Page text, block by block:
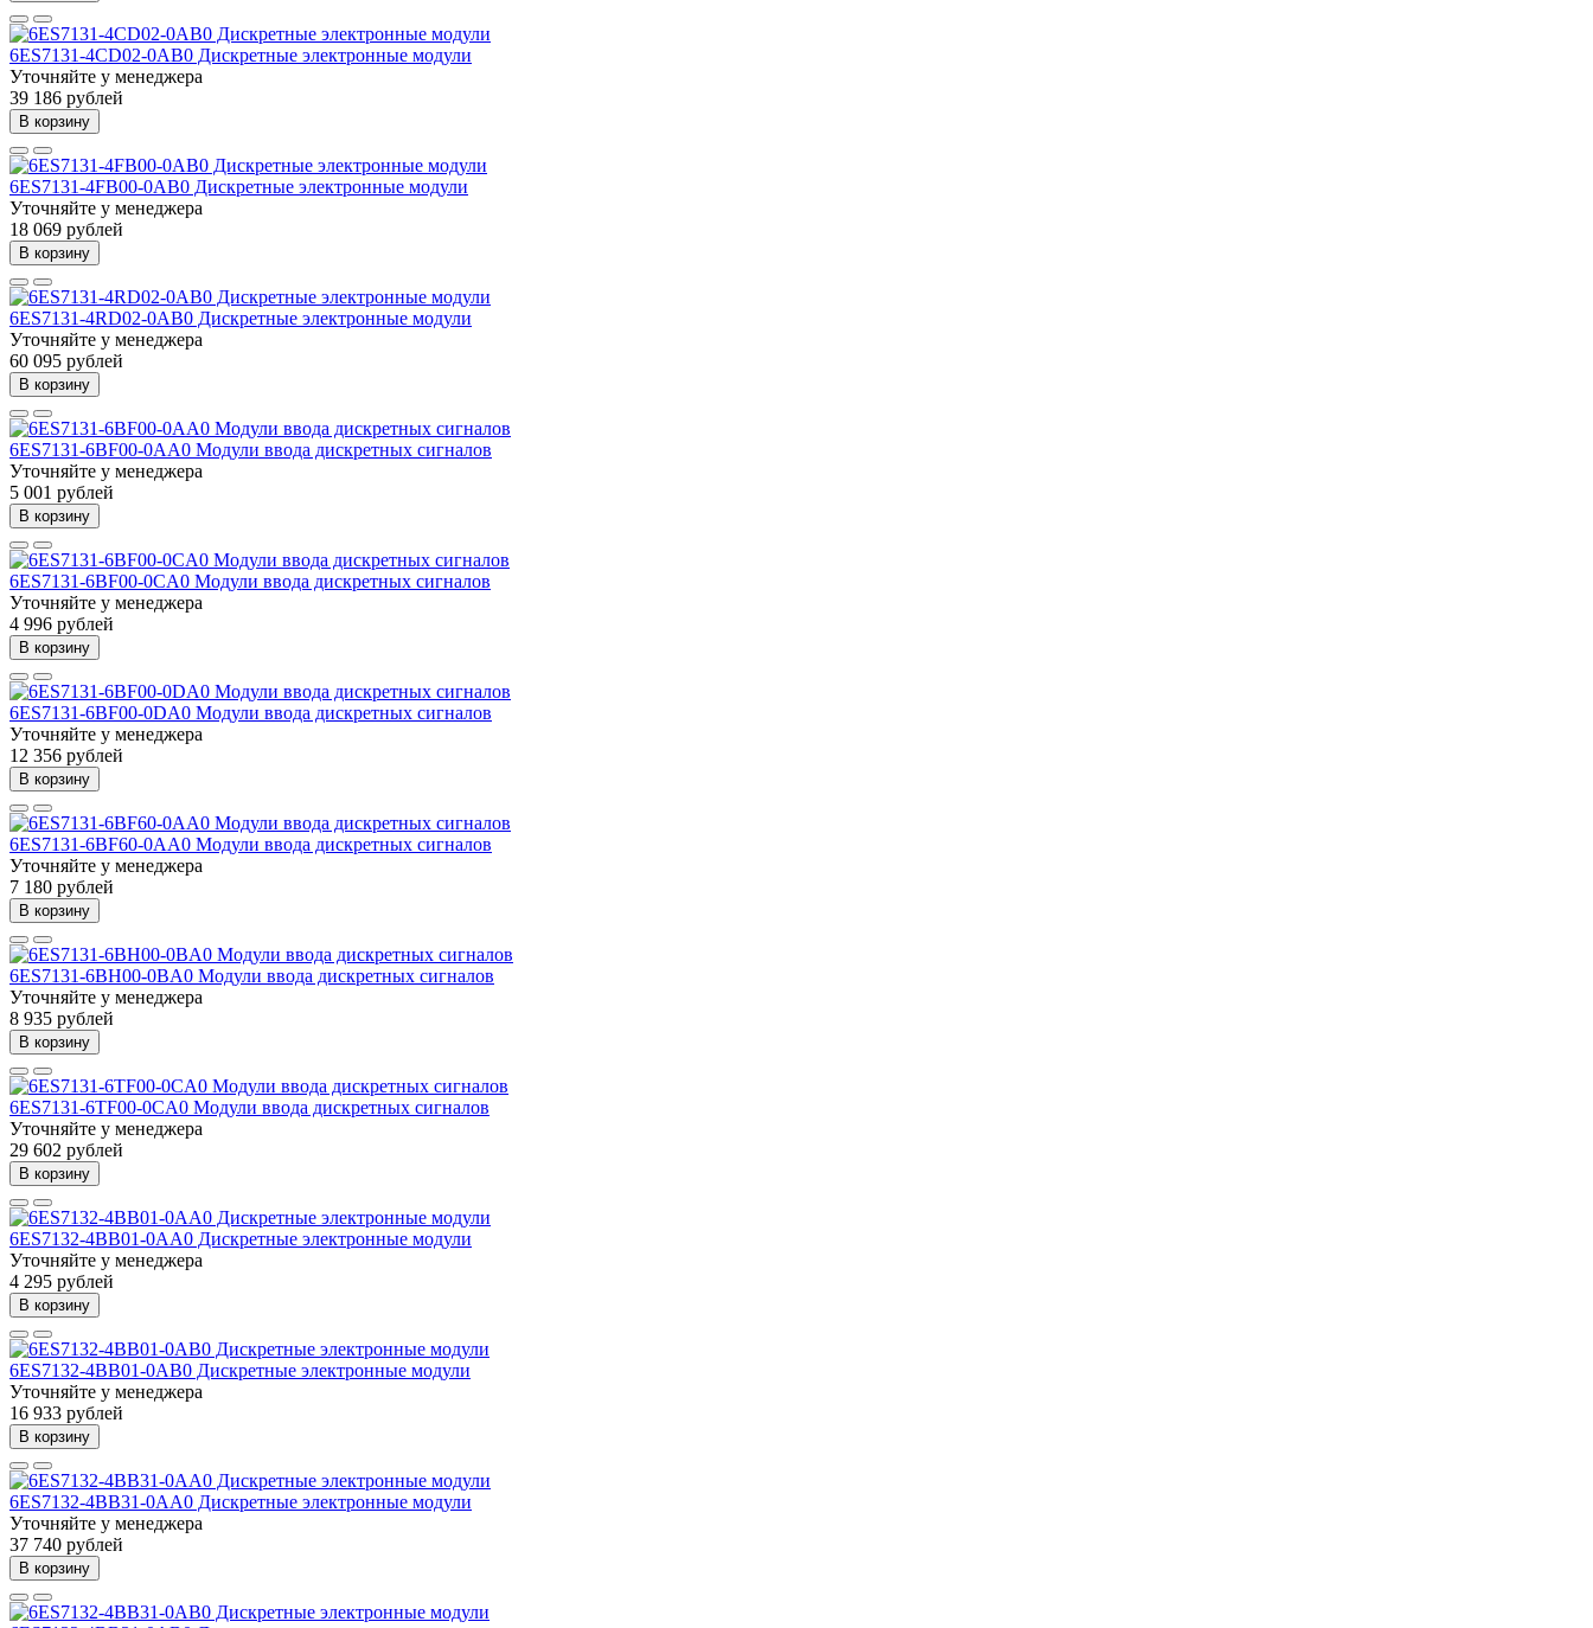
6ES7131-4CD02-0AB0 Дискретные электронные модули
Уточняйте у менеджера
39 186 рублей
В корзину
6ES7131-4FB00-0AB0 Дискретные электронные модули
Уточняйте у менеджера
18 069 рублей
В корзину
6ES7131-4RD02-0AB0 Дискретные электронные модули
Уточняйте у менеджера
60 095 рублей
В корзину
6ES7131-6BF00-0AA0 Модули ввода дискретных сигналов
Уточняйте у менеджера
5 001 рублей
В корзину
6ES7131-6BF00-0CA0 Модули ввода дискретных сигналов
Уточняйте у менеджера
4 996 рублей
В корзину
6ES7131-6BF00-0DA0 Модули ввода дискретных сигналов
Уточняйте у менеджера
12 356 рублей
В корзину
6ES7131-6BF60-0AA0 Модули ввода дискретных сигналов
Уточняйте у менеджера
7 180 рублей
В корзину
6ES7131-6BH00-0BA0 Модули ввода дискретных сигналов
Уточняйте у менеджера
8 935 рублей
В корзину
6ES7131-6TF00-0CA0 Модули ввода дискретных сигналов
Уточняйте у менеджера
29 602 рублей
В корзину
6ES7132-4BB01-0AA0 Дискретные электронные модули
Уточняйте у менеджера
4 295 рублей
В корзину
6ES7132-4BB01-0AB0 Дискретные электронные модули
Уточняйте у менеджера
16 933 рублей
В корзину
6ES7132-4BB31-0AA0 Дискретные электронные модули
Уточняйте у менеджера
37 740 рублей
В корзину